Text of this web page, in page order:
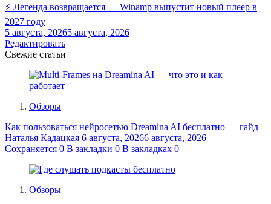
⚡ Легенда возвращается — Winamp выпустит новый плеер в
2027 году
5 августа, 20265 августа, 2026
Редактировать
Свежие статьи
Обзоры
Как пользоваться нейросетью Dreamina AI бесплатно — гайд
Наталья Кадацкая 6 августа, 20266 августа, 2026
Сохраняется 0 В закладки 0 В закладках 0
Обзоры